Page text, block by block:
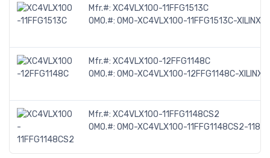
Mfr.#: XC4VLX100-11FFG1513C
OMO.#: OMO-XC4VLX100-11FFG1513C-XILINX
Mfr.#: XC4VLX100-12FFG1148C
OMO.#: OMO-XC4VLX100-12FFG1148C-XILINX
Mfr.#: XC4VLX100-11FFG1148CS2
OMO.#: OMO-XC4VLX100-11FFG1148CS2-1189